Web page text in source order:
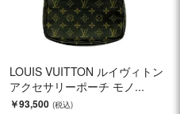
LOUIS VUITTON ルイヴィトン
アクセサリーポーチ モノ...
￥93,500